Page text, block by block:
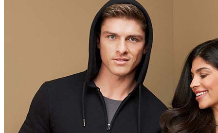
Sunflower Yellow (SUN)
Bright Lime (BLI)
Kiwi Green (KIW)
Kelly Green (KEG)
Hunters Green (HGR)
Military Green (MIL)
Bottle Green (BOG)